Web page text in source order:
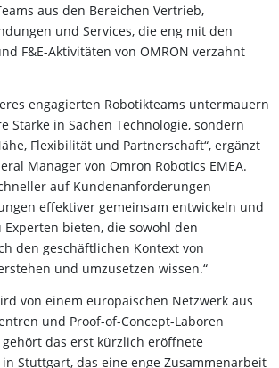
aus den Bereichen Vertrieb,
und Services, die eng mit den
F&E-Aktivitäten von OMRON verzahnt
engagierten Robotikteams untermauern
Stärke in Sachen Technologie, sondern
Flexibilität und Partnerschaft“, ergänzt
Manager von Omron Robotics EMEA.
auf Kundenanforderungen
effektiver gemeinsam entwickeln und
bieten, die sowohl den
den geschäftlichen Kontext von
und umzusetzen wissen.“
von einem europäischen Netzwerk aus
und Proof-of-Concept-Laboren
das erst kürzlich eröffnete
Stuttgart, das eine enge Zusammenarbeit